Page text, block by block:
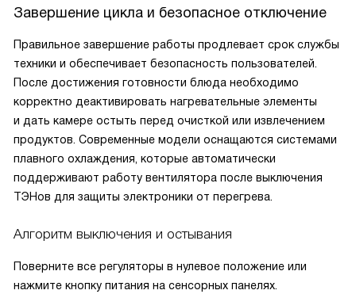
Завершение цикла и безопасное отключение
Правильное завершение работы продлевает срок службы
техники и обеспечивает безопасность пользователей.
После достижения готовности блюда необходимо
корректно деактивировать нагревательные элементы
и дать камере остыть перед очисткой или извлечением
продуктов. Современные модели оснащаются системами
плавного охлаждения, которые автоматически
поддерживают работу вентилятора после выключения
ТЭНов для защиты электроники от перегрева.
Алгоритм выключения и остывания
Поверните все регуляторы в нулевое положение или
нажмите кнопку питания на сенсорных панелях.